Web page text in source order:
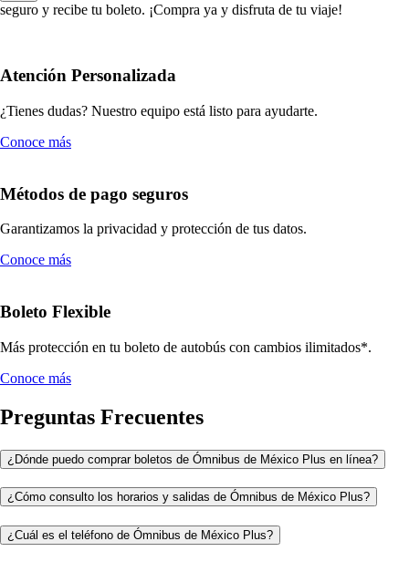
seguro y recibe tu boleto. ¡Compra ya y disfruta de tu viaje!
Atención Personalizada
¿Tienes dudas? Nuestro equipo está listo para ayudarte.
Conoce más
Métodos de pago seguros
Garantizamos la privacidad y protección de tus datos.
Conoce más
Boleto Flexible
Más protección en tu boleto de autobús con cambios ilimitados*.
Conoce más
Preguntas Frecuentes
¿Dónde puedo comprar boletos de Ómnibus de México Plus en línea?
¿Cómo consulto los horarios y salidas de Ómnibus de México Plus?
¿Cuál es el teléfono de Ómnibus de México Plus?